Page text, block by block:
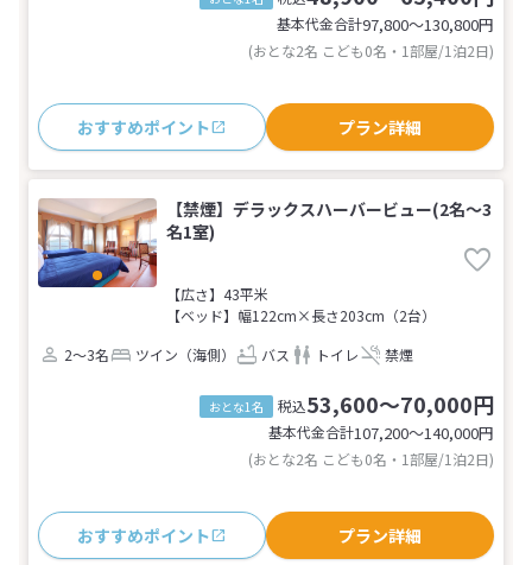
基本代金合計97,800〜130,800円
(おとな2名 こども0名・1部屋/1泊2日)
おすすめポイント プラン詳細
【禁煙】デラックスハーバービュー(2名～3
名1室)
【広さ】43平米
【ベッド】幅122cm×長さ203cm（2台）
2～3名
ツイン（海側） バス トイレ 禁煙
おとな1名 税込53,600～70,000円
基本代金合計107,200〜140,000円
(おとな2名 こども0名・1部屋/1泊2日)
おすすめポイント プラン詳細